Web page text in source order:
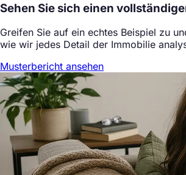
Sehen Sie sich einen
Greifen Sie auf ein echtes Beispiel zu
wie wir jedes Detail der Immobilie
Musterbericht ansehen